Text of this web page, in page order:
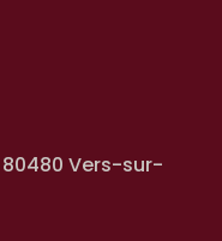
Vers-sur-